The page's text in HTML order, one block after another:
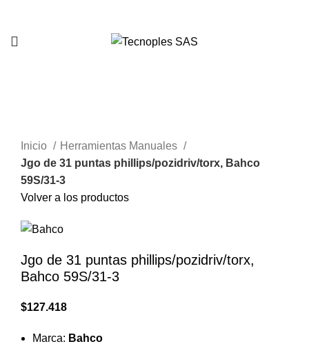
Inicio
Herramientas Manuales
Jgo de 31 puntas phillips/pozidriv/torx, Bahco
59S/31-3
Volver a los productos
Jgo de 31 puntas phillips/pozidriv/torx,
Bahco 59S/31-3
$127.418
Marca: Bahco